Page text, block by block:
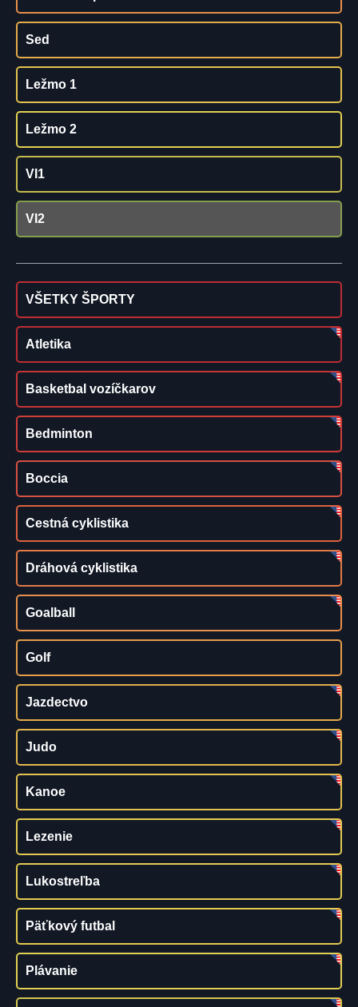
Sed
Ležmo 1
Ležmo 2
VI1
VI2
VŠETKY ŠPORTY
Atletika
Basketbal vozíčkarov
Bedminton
Boccia
Cestná cyklistika
Dráhová cyklistika
Goalball
Golf
Jazdectvo
Judo
Kanoe
Lezenie
Lukostreľba
Päťkový futbal
Plávanie